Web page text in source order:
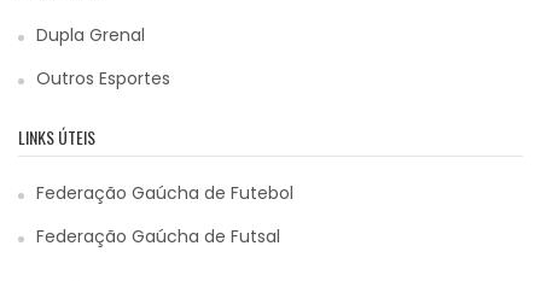
Dupla Grenal
Outros Esportes
LINKS ÚTEIS
Federação Gaúcha de Futebol
Federação Gaúcha de Futsal